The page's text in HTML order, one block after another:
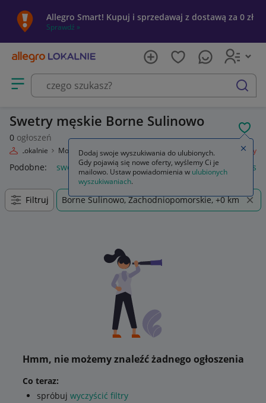
Allegro Smart! Kupuj i sprzedawaj z dostawą za 0 zł
Sprawdź »
Otwórz menu z kategoriami
szukaj
Swetry męskie Borne Sulinowo
0 ogłoszeń
Lokalnie Moda Odzież, Obuwie, Dodatki Odzież męska Swetry
Podobne: swetry damskie swetry rozpinane swetry
Filtruj Borne Sulinowo, Zachodniopomorskie, +0 km
Hmm, nie możemy znaleźć żadnego ogłoszenia
Co teraz:
spróbuj wyczyścić filtry
Dodaj swoje wyszukiwania do ulubionych.
Gdy pojawią się nowe oferty, wyślemy Ci je
mailowo. Ustaw powiadomienia w ulubionych
wyszukiwaniach.